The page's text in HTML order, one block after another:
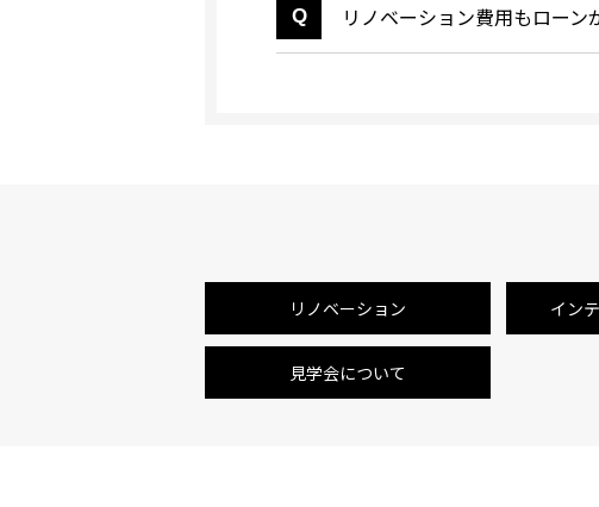
リノベーション費用もローン
リノベーション イン
見学会について